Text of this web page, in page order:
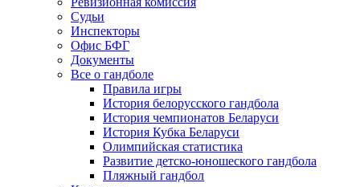
Судьи
Инспекторы
Офис БФГ
Документы
Все о гандболе
Правила игры
История белорусского гандбола
История чемпионатов Беларуси
История Кубка Беларуси
Олимпийская статистика
Развитие детско-юношеского гандбола
Пляжный гандбол